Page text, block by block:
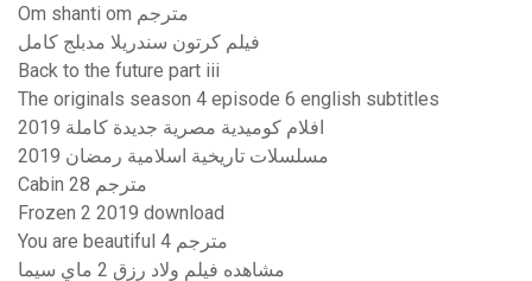
Om shanti om مترجم
فيلم كرتون سندريلا مدبلج كامل
Back to the future part iii
The originals season 4 episode 6 english subtitles
افلام كوميدية مصرية جديدة كاملة 2019
مسلسلات تاريخية اسلامية رمضان 2019
Cabin 28 مترجم
Frozen 2 2019 download
You are beautiful مترجم 4
مشاهده فيلم ولاد رزق 2 ماي سيما